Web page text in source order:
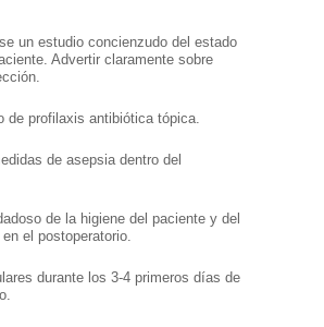
un estudio concienzudo del estado
Advertir claramente sobre
de profilaxis antibiótica tópica.
de asepsia dentro del
de la higiene del paciente y del
el postoperatorio.
durante los 3-4 primeros días de